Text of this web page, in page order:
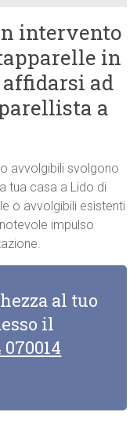
intervento
in
affidarsi ad
a
avvolgibili svolgono
tua casa a Lido di
o avvolgibili esistenti
impulso
al tuo
il
070014